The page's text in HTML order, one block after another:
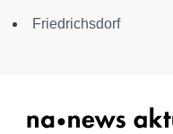
Friedrichsdorf